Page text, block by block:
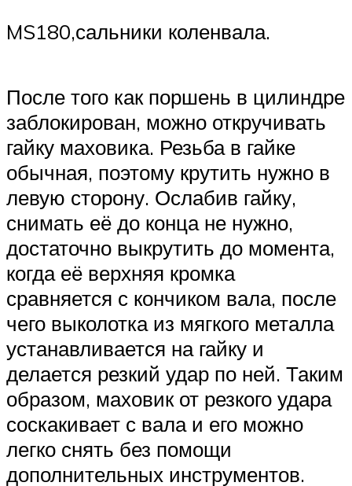
MS180,сальники коленвала.
После того как поршень в цилиндре
заблокирован, можно откручивать
гайку маховика. Резьба в гайке
обычная, поэтому крутить нужно в
левую сторону. Ослабив гайку,
снимать её до конца не нужно,
достаточно выкрутить до момента,
когда её верхняя кромка
сравняется с кончиком вала, после
чего выколотка из мягкого металла
устанавливается на гайку и
делается резкий удар по ней. Таким
образом, маховик от резкого удара
соскакивает с вала и его можно
легко снять без помощи
дополнительных инструментов.